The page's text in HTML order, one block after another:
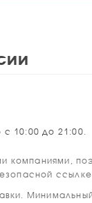
10:00 до 21:00.
ссылке